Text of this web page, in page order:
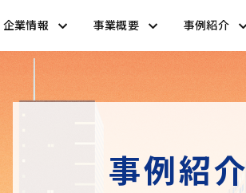
企業情報 事業概要 事例紹介
事例紹介